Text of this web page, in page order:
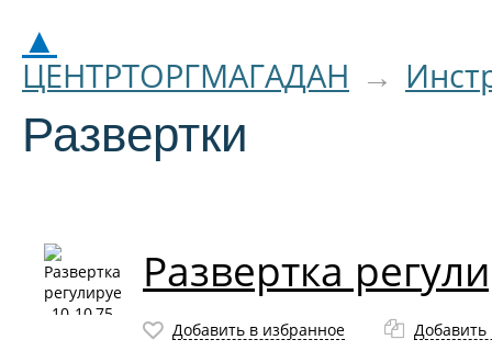
▲
ЦЕНТРТОРГМАГАДАН →
Развертки
Развертка
Добавить в избранное Добавить